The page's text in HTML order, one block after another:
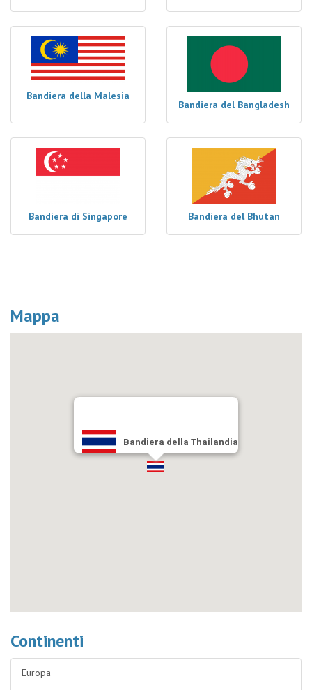
Bandiera della Malesia
Bandiera del Bangladesh
Bandiera di Singapore Bandiera del Bhutan
Mappa
Bandiera della Thailandia
Continenti
Europa